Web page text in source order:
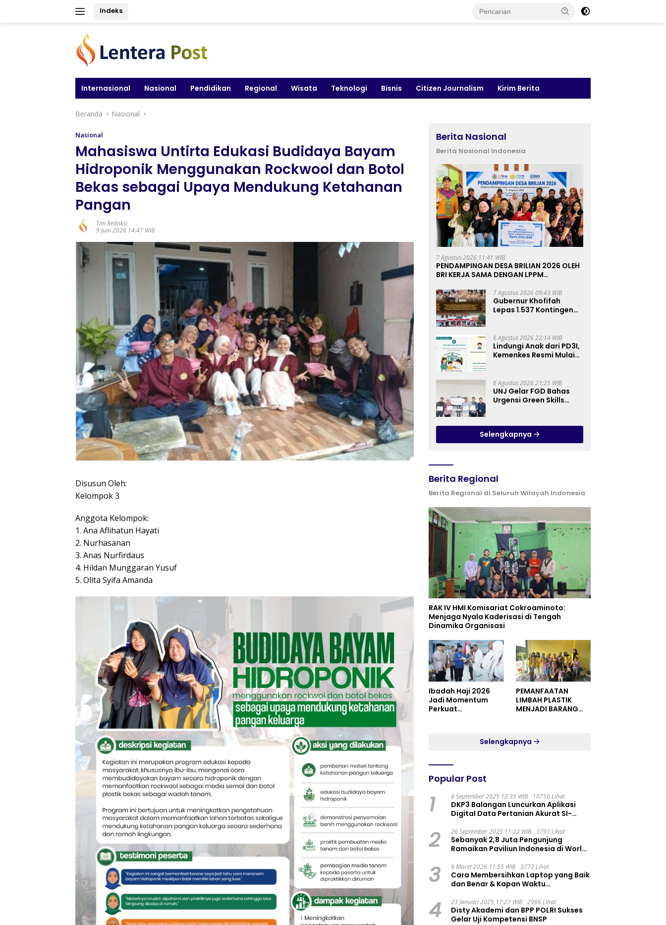
Indeks
Internasional Nasional Pendidikan Regional Wisata Teknologi Bisnis Citizen Journalism Kirim Berita
Beranda Nasional
Nasional
Mahasiswa Untirta Edukasi Budidaya Bayam
Hidroponik Menggunakan Rockwool dan Botol
Bekas sebagai Upaya Mendukung Ketahanan
Pangan
Tim Redaksi
9 Juni 2026 14:47 WIB
Disusun Oleh:
Kelompok 3
Anggota Kelompok:
1. Ana Aflihatun Hayati
2. Nurhasanan
3. Anas Nurfirdaus
4. Hildan Munggaran Yusuf
5. Olita Syifa Amanda
Berita Nasional
Berita Nasional Indonesia
7 Agustus 2026 11:41 WIB
PENDAMPINGAN DESA BRILIAN 2026 OLEH
BRI KERJA SAMA DENGAN LPPM
PURWOKERTO
7 Agustus 2026 09:43 WIB
Gubernur Khofifah
Lepas 1.537 Kontingen
Pesankan Pererat
Persaudaraan, Perkuat
Persatuan dan
6 Agustus 2026 22:14 WIB
Lindungi Anak dari PD3I,
Kemenkes Resmi Mulai
6 Agustus 2026 21:25 WIB
UNJ Gelar FGD Bahas
Urgensi Green Skills
Kurikulum SMK
Pariwisata, Perhotelan,
dan UPW
Selengkapnya
Berita Regional
Berita Regional di Seluruh Wilayah Indonesia
RAK IV HMI Komisariat Cokroaminoto:
Menjaga Nyala Kaderisasi di Tengah
Dinamika Organisasi
Ibadah Haji 2026
Jadi Momentum
Perkuat
PEMANFAATAN
LIMBAH PLASTIK
MENJADI BARANG
RESIDENCE
Selengkapnya
Popular Post
1 8 September 2025 12:35 WIB 10756 Lihat
DKP3 Balangan Luncurkan Aplikasi
Digital Data Pertanian Akurat SI-
2 26 September 2025 11:22 WIB 3791 Lihat
Sebanyak 2,8 Juta Pengunjung
Ramaikan Paviliun Indonesia di World
3 9 Maret 2026 11:55 WIB 3772 Lihat
Cara Membersihkan Laptop yang Baik
dan Benar & Kapan Waktu
4 23 Januari 2025 17:27 WIB 2966 Lihat
Disty Akademi dan BPP POLRI Sukses
Gelar Uji Kompetensi BNSP